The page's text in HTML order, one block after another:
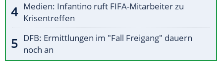
Medien: Infantino ruft FIFA-Mitarbeiter zu
Krisentreffen
DFB: Ermittlungen im "Fall Freigang" dauern
noch an